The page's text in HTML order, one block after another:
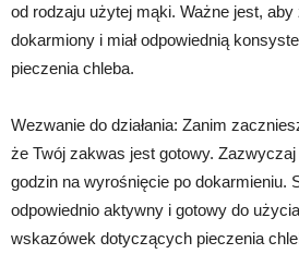
od rodzaju użytej mąki. Ważne jest, aby
dokarmiony i miał odpowiednią
pieczenia chleba.
Wezwanie do działania: Zanim
że Twój zakwas jest gotowy. Zazwyczaj
godzin na wyrośnięcie po dokarmieniu.
odpowiednio aktywny i gotowy do
wskazówek dotyczących pieczenia